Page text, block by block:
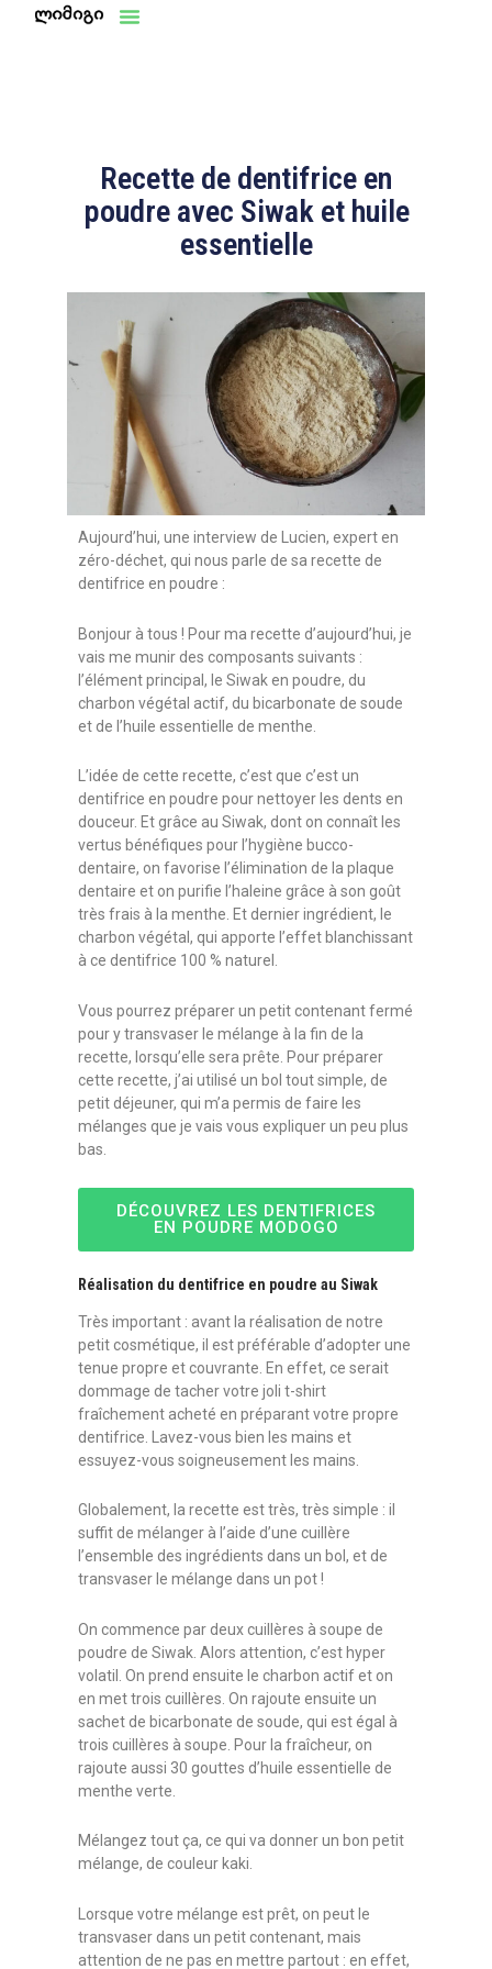
Recette de dentifrice en
poudre avec Siwak et huile
essentielle
Aujourd’hui, une interview de Lucien, expert en
zéro-déchet, qui nous parle de sa recette de
dentifrice en poudre :
Bonjour à tous ! Pour ma recette d’aujourd’hui, je
vais me munir des composants suivants :
l’élément principal, le Siwak en poudre, du
charbon végétal actif, du bicarbonate de soude
et de l’huile essentielle de menthe.
L’idée de cette recette, c’est que c’est un
dentifrice en poudre pour nettoyer les dents en
douceur. Et grâce au Siwak, dont on connaît les
vertus bénéfiques pour l’hygiène bucco-
dentaire, on favorise l’élimination de la plaque
dentaire et on purifie l’haleine grâce à son goût
très frais à la menthe. Et dernier ingrédient, le
charbon végétal, qui apporte l’effet blanchissant
à ce dentifrice 100 % naturel.
Vous pourrez préparer un petit contenant fermé
pour y transvaser le mélange à la fin de la
recette, lorsqu’elle sera prête. Pour préparer
cette recette, j’ai utilisé un bol tout simple, de
petit déjeuner, qui m’a permis de faire les
mélanges que je vais vous expliquer un peu plus
bas.
DÉCOUVREZ LES DENTIFRICES
EN POUDRE MODOGO
Réalisation du dentifrice en poudre au Siwak
Très important : avant la réalisation de notre
petit cosmétique, il est préférable d’adopter une
tenue propre et couvrante. En effet, ce serait
dommage de tacher votre joli t-shirt
fraîchement acheté en préparant votre propre
dentifrice. Lavez-vous bien les mains et
essuyez-vous soigneusement les mains.
Globalement, la recette est très, très simple : il
suffit de mélanger à l’aide d’une cuillère
l’ensemble des ingrédients dans un bol, et de
transvaser le mélange dans un pot !
On commence par deux cuillères à soupe de
poudre de Siwak. Alors attention, c’est hyper
volatil. On prend ensuite le charbon actif et on
en met trois cuillères. On rajoute ensuite un
sachet de bicarbonate de soude, qui est égal à
trois cuillères à soupe. Pour la fraîcheur, on
rajoute aussi 30 gouttes d’huile essentielle de
menthe verte.
Mélangez tout ça, ce qui va donner un bon petit
mélange, de couleur kaki.
Lorsque votre mélange est prêt, on peut le
transvaser dans un petit contenant, mais
attention de ne pas en mettre partout : en effet,